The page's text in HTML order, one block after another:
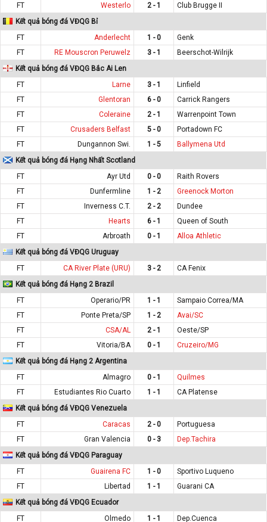
FT
Westerlo 2 - 1
Club Brugge II
Kết quả bóng đá VĐQG Bỉ
FT
Anderlecht 1 - 0
Genk
FT
RE Mouscron Peruwelz 3 - 1
Beerschot-Wilrijk
Kết quả bóng đá VĐQG Bắc Ai Len
FT
Larne 3 - 1
Linfield
FT
Glentoran 6 - 0
Carrick Rangers
FT
Coleraine 2 - 1
Warrenpoint Town
FT
Crusaders Belfast 5 - 0
Portadown FC
FT
Dungannon Swi. 1 - 5
Ballymena Utd
Kết quả bóng đá Hạng Nhất Scotland
FT
Ayr Utd 0 - 0
Raith Rovers
FT
Dunfermline 1 - 2
Greenock Morton
FT
Inverness C.T. 2 - 2
Dundee
FT
Hearts 6 - 1
Queen of South
FT
Arbroath 0 - 1
Alloa Athletic
Kết quả bóng đá VĐQG Uruguay
FT
CA River Plate (URU) 3 - 2
CA Fenix
Kết quả bóng đá Hạng 2 Brazil
FT
Operario/PR 1 - 1
Sampaio Correa/MA
FT
Ponte Preta/SP 1 - 2
Avai/SC
FT
CSA/AL 2 - 1
Oeste/SP
FT
Vitoria/BA 0 - 1
Cruzeiro/MG
Kết quả bóng đá Hạng 2 Argentina
FT
Almagro 0 - 1
Quilmes
FT
Estudiantes Rio Cuarto 1 - 1
CA Platense
Kết quả bóng đá VĐQG Venezuela
FT
Caracas 2 - 0
Portuguesa
FT
Gran Valencia 0 - 3
Dep.Tachira
Kết quả bóng đá VĐQG Paraguay
FT
Guairena FC 1 - 0
Sportivo Luqueno
FT
Libertad 1 - 1
Guarani CA
Kết quả bóng đá VĐQG Ecuador
FT
Olmedo 1 - 1
Dep.Cuenca